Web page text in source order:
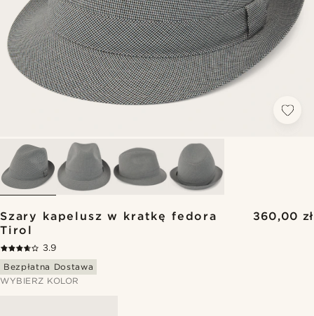
Szary kapelusz w kratkę fedora
Tirol
360,00 zł
3.9
Bezpłatna Dostawa
WYBIERZ KOLOR